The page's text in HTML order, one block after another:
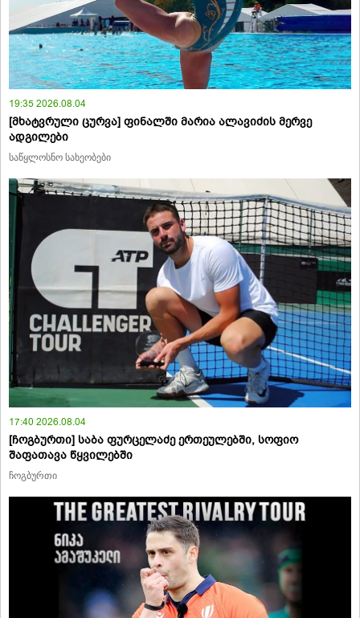
19:35 2026.08.04
[მხატვრული ცურვა] ფინალში მარია ალავიძის მერვე
ადგილები
საწყლოსნო სახეობები
17:40 2026.08.04
[ჩოგბურთი] საბა ფურცელაძე ერთეულებში, სოფიო
შაფათავა წყვილებში
ჩოგბურთი